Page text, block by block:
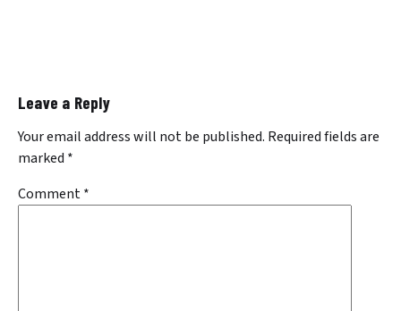
Leave a Reply
Your email address will not be published. Required fields are
marked *
Comment*